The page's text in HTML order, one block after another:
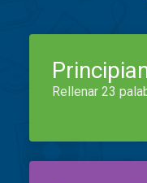
Rellenar 23